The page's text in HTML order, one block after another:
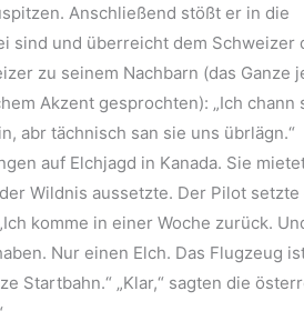
Anschließend stößt er in die
sind und überreicht dem Schweizer
zu seinem Nachbarn (das Ganze
Akzent gesprochten): „Ich chann
abr tächnisch san sie uns übrlägn.“
auf Elchjagd in Kanada. Sie
Wildnis aussetzte. Der Pilot
komme in einer Woche zurück.
Nur einen Elch. Das Flugzeug
Startbahn.“ „Klar,“ sagten die